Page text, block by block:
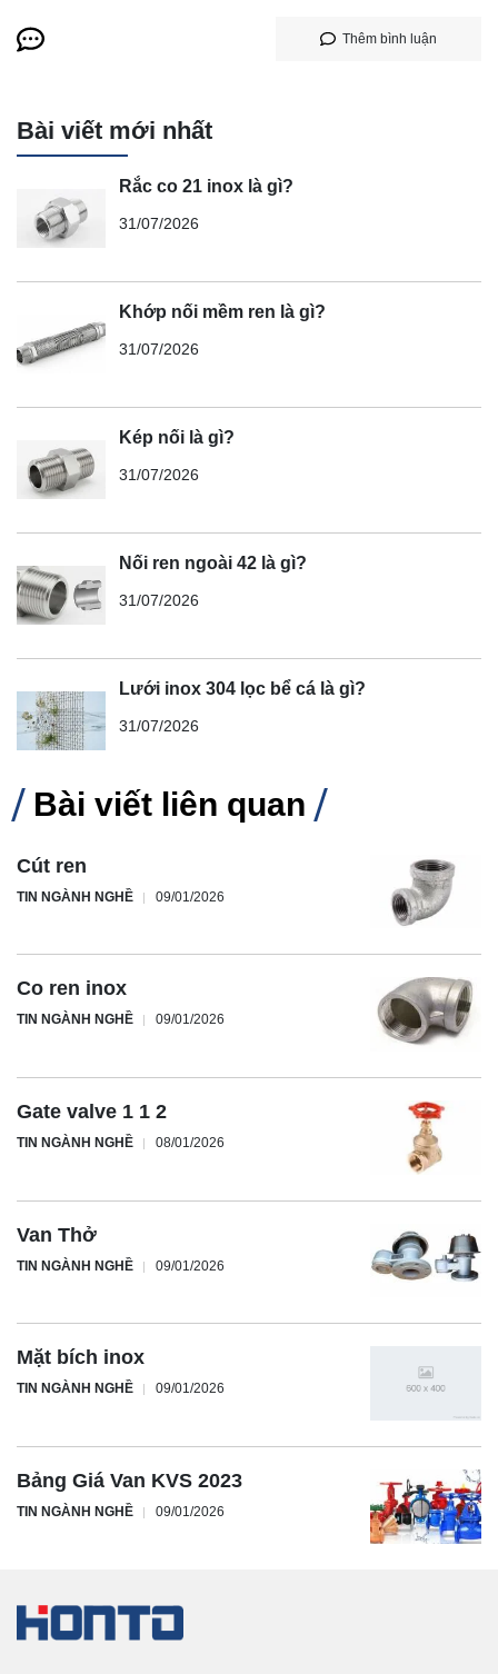
Thêm bình luận
Bài viết mới nhất
Rắc co 21 inox là gì?
31/07/2026
Khớp nối mềm ren là gì?
31/07/2026
Kép nối là gì?
31/07/2026
Nối ren ngoài 42 là gì?
31/07/2026
Lưới inox 304 lọc bể cá là gì?
31/07/2026
Bài viết liên quan
Cút ren
TIN NGÀNH NGHỀ 09/01/2026
Co ren inox
TIN NGÀNH NGHỀ 09/01/2026
Gate valve 1 1 2
TIN NGÀNH NGHỀ 08/01/2026
Van Thở
TIN NGÀNH NGHỀ 09/01/2026
Mặt bích inox
TIN NGÀNH NGHỀ 09/01/2026
Bảng Giá Van KVS 2023
TIN NGÀNH NGHỀ 09/01/2026